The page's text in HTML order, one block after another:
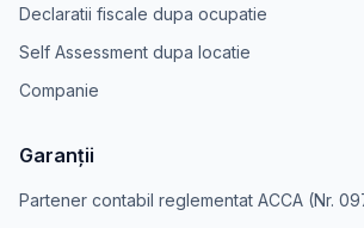
Declaratii fiscale dupa ocupatie
Self Assessment dupa locatie
Companie
Garanții
Partener contabil reglementat ACCA (Nr.